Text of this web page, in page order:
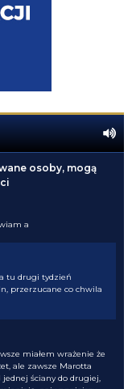
osoby, mogą
a
tu drugi tydzień
przerzucane co chwila
miałem wrażenie że
ale zawsze Marotta
ściany do drugiej,